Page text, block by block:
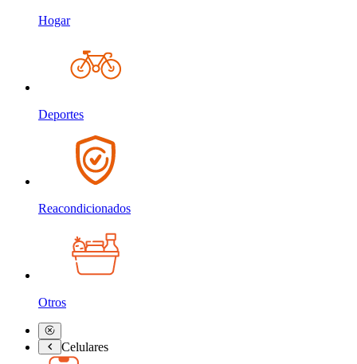
Hogar
Deportes
Reacondicionados
Otros
Celulares